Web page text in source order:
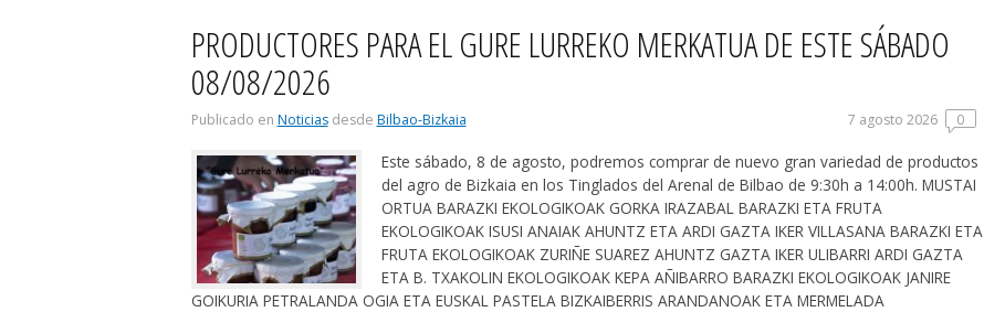
PRODUCTORES PARA EL GURE LURREKO MERKATUA DE ESTE SÁBADO
08/08/2026
Publicado en Noticiasdesde Bilbao-Bizkaia 7 agosto 2026 0
Este sábado, 8 de agosto, podremos comprar de nuevo gran variedad de productos
del agro de Bizkaia en los Tinglados del Arenal de Bilbao de 9:30h a 14:00h. MUSTAI
ORTUA BARAZKI EKOLOGIKOAK GORKA IRAZABAL BARAZKI ETA FRUTA
EKOLOGIKOAK ISUSI ANAIAK AHUNTZ ETA ARDI GAZTA IKER VILLASANA BARAZKI ETA
FRUTA EKOLOGIKOAK ZURIÑE SUAREZ AHUNTZ GAZTA IKER ULIBARRI ARDI GAZTA
ETA B. TXAKOLIN EKOLOGIKOAK KEPA AÑIBARRO BARAZKI EKOLOGIKOAK JANIRE
GOIKURIA PETRALANDA OGIA ETA EUSKAL PASTELA BIZKAIBERRIS ARANDANOAK ETA MERMELADA